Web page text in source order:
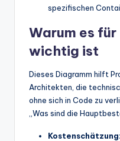
spezifischen
Warum es
wichtig ist
Dieses Diagramm hilft
Architekten, die
ohne sich in Code zu
„Was sind die
Kostenschätzung: